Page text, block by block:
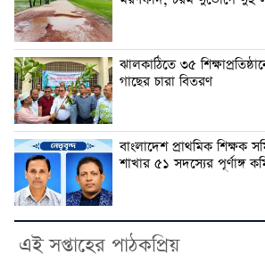
ঝালকাঠিতে ৩৫
গাছের চারা বিতরণ
বাংলাদেশ প্রাথমিক শিক্ষক
শাখার ৫১ সদস্যের পূর্ণাঙ্গ
এই সপ্তাহের পাঠকপ্রিয়